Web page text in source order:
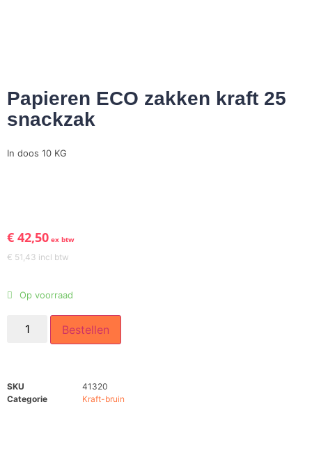
Papieren ECO zakken kraft 25
snackzak
In doos 10 KG
€ 42,50 ex btw
€ 51,43 incl btw
Op voorraad
Bestellen
SKU
41320
Categorie
Kraft-bruin